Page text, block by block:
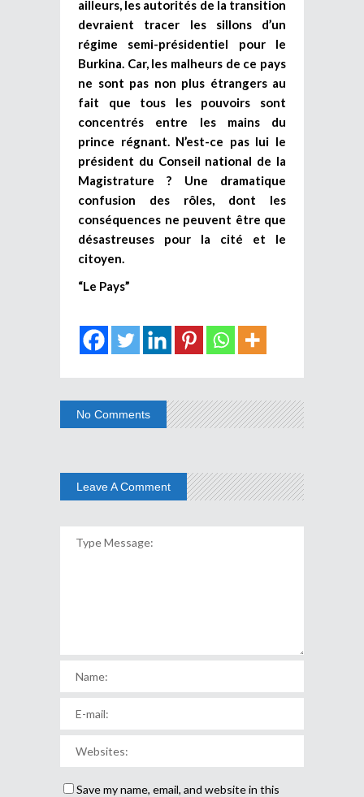
ailleurs, les autorités de la transition
devraient tracer les sillons d’un
régime semi-présidentiel pour le
Burkina. Car, les malheurs de ce pays
ne sont pas non plus étrangers au
fait que tous les pouvoirs sont
concentrés entre les mains du
prince régnant. N’est-ce pas lui le
président du Conseil national de la
Magistrature ? Une dramatique
confusion des rôles, dont les
conséquences ne peuvent être que
désastreuses pour la cité et le
citoyen.
“Le Pays”
No Comments
Leave A Comment
Save my name, email, and website in this